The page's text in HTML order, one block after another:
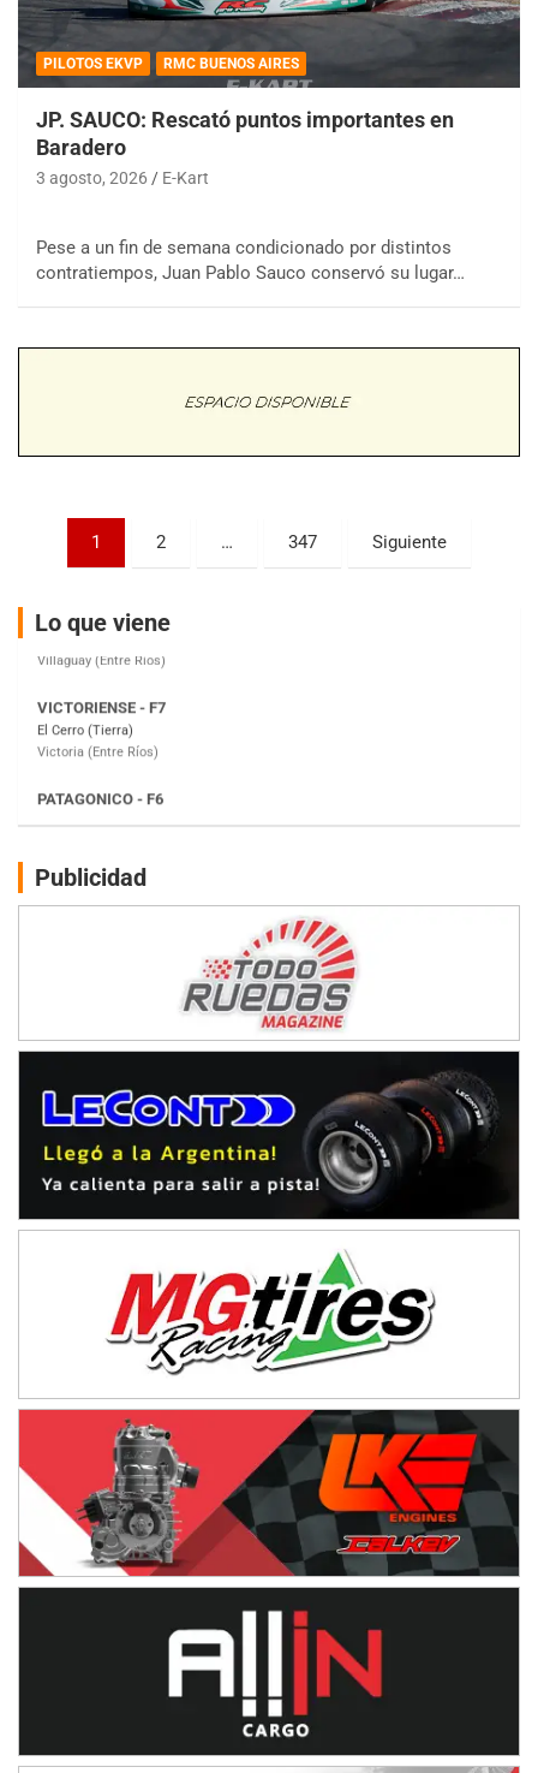
PILOTOS EKVP RMC BUENOS AIRES
JP. SAUCO: Rescató puntos importantes en
Baradero
3 agosto, 2026 E-Kart
Pese a un fin de semana condicionado por distintos
contratiempos, Juan Pablo Sauco conservó su lugar…
Paginación
entradas
1 2 … 347 Siguiente
Lo que viene
COBERTURA ESPECIAL DE E-KART.COM.AR
08/09-AGO
Trenque Lauquen (Buenos Aires)
Villaguay (Entre Ríos)
El Cerro (Tierra)
Victoria (Entre Ríos)
Moto Club Reginense (Tierra)
Gral. E. Godoy (Río Negro)
Juventud Unida (Tierra)
NORESTE SANTAFESINO - F6
Ciudad de Avellaneda (Asfalto)
Avellaneda (Santa Fe)
José Samuel Sánchez (Tierra)
TUCUMANO - F5
El Timbó (Tucumán)
COBERTURA ESPECIAL DE E-KART.COM.AR
08/09-AGO
Ramiro Tot (Asfalto)
Ciudad de Trenque Lauquen (Asfalto)
Trenque Lauquen (Buenos Aires)
Parque de la Velocidad (Asfalto)
Villaguay (Entre Ríos)
VICTORIENSE - F7
El Cerro (Tierra)
Victoria (Entre Ríos)
PATAGONICO - F6
NORESTE SANTAFESINO - F6
Publicidad